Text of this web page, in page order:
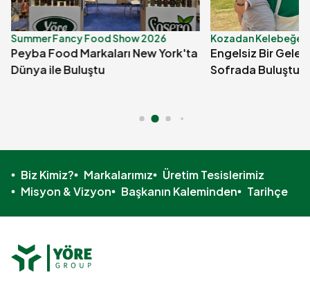
Summer Fancy Food Show 2026
Peyba Food Markaları New York'ta
Dünya ile Buluştu
Kozadan Kelebeğe
Engelsiz Bir
Sofrada Buluştuk
Biz Kimiz? Markalarımız
Üretim Tesislerimiz
Misyon & Vizyon
Başkanın Kaleminden Tarihçe